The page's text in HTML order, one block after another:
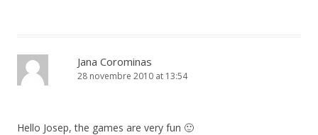
Jana Corominas
28 novembre 2010 at 13:54
Hello Josep, the games are very fun 🙂